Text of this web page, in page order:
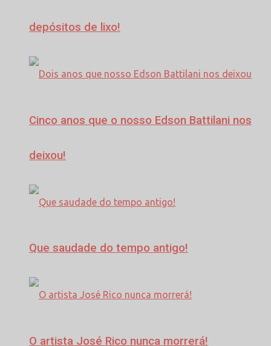
depósitos de lixo!
Cinco anos que o nosso Edson Battilani nos
deixou!
Que saudade do tempo antigo!
O artista José Rico nunca morrerá!